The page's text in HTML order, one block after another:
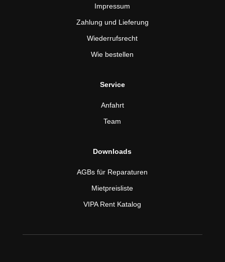
Impressum
Zahlung und Lieferung
Wiederrufsrecht
Wie bestellen
Service
Anfahrt
Team
Downloads
AGBs für Reparaturen
Mietpreisliste
VIPA Rent Katalog